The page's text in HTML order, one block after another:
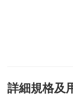
詳細規格及